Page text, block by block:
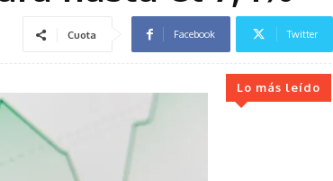
Cuota Facebook Twitter
Lo más leído